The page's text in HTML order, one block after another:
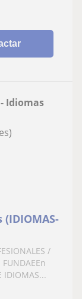
Idiomas
(IDIOMAS-
/
FUNDAEEn
IDIOMAS...